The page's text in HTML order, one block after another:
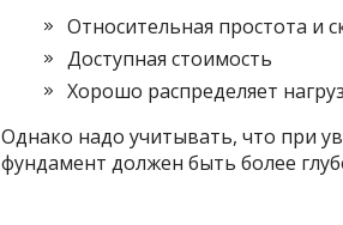
Относительная простота и
Доступная стоимость
Хорошо распределяет
Однако надо учитывать, что при
фундамент должен быть более